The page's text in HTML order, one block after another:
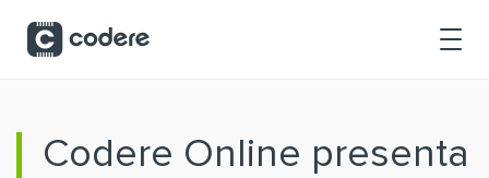
Codere Online presenta